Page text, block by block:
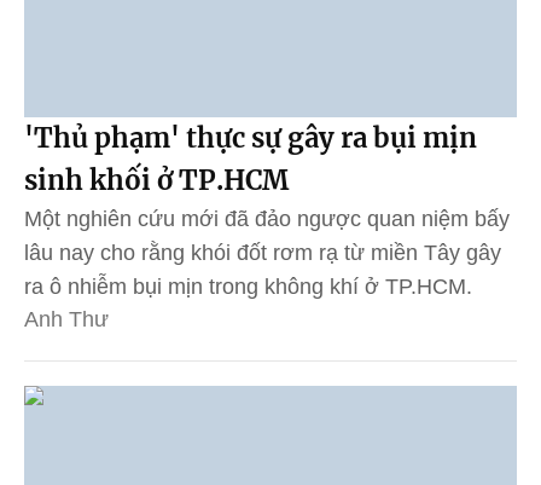
'Thủ phạm' thực sự gây ra bụi mịn
sinh khối ở TP.HCM
Một nghiên cứu mới đã đảo ngược quan niệm bấy
lâu nay cho rằng khói đốt rơm rạ từ miền Tây gây
ra ô nhiễm bụi mịn trong không khí ở TP.HCM.
Anh Thư